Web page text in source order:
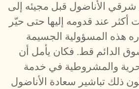
شرقي الأناضول قبل مجيئه إلى
عند قدومه إليها حتى حيّر
هذه المسؤولية الجسيمة
الدائم قط. فكان يأمل أن
والمشروطية في خدمة
ذلك تباشير سعادة الأناضول